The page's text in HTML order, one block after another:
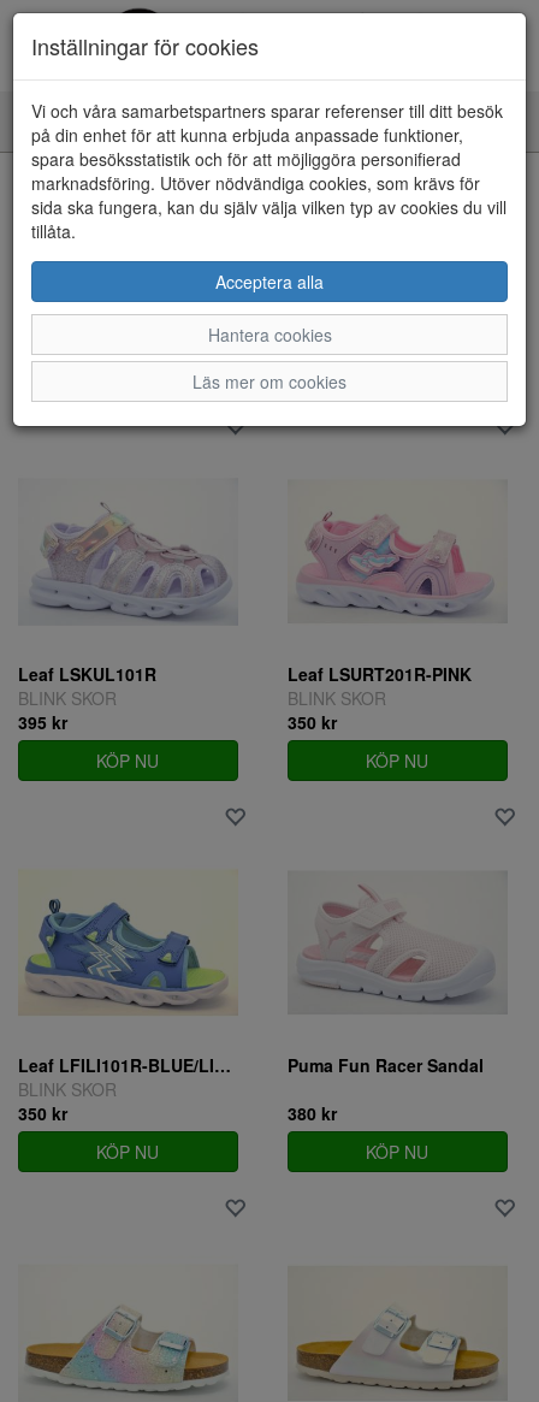
Toggle
navigation
Visa filter
Barn - Sandaler/Sandaletter (51
artiklar)
Leaf LSKUL101R
BLINK SKOR
395 kr
KÖP NU
Leaf LSURT201R-PINK
BLINK SKOR
350 kr
KÖP NU
Leaf LFILI101R-BLUE/LIME
BLINK SKOR
350 kr
KÖP NU
Puma Fun Racer Sandal
380 kr
KÖP NU
Inställningar för cookies
Vi och våra samarbetspartners sparar referenser till ditt besök
på din enhet för att kunna erbjuda anpassade funktioner,
spara besöksstatistik och för att möjliggöra personifierad
marknadsföring. Utöver nödvändiga cookies, som krävs för
sida ska fungera, kan du själv välja vilken typ av cookies du vill
tillåta.
Acceptera alla
Hantera cookies
Läs mer om cookies